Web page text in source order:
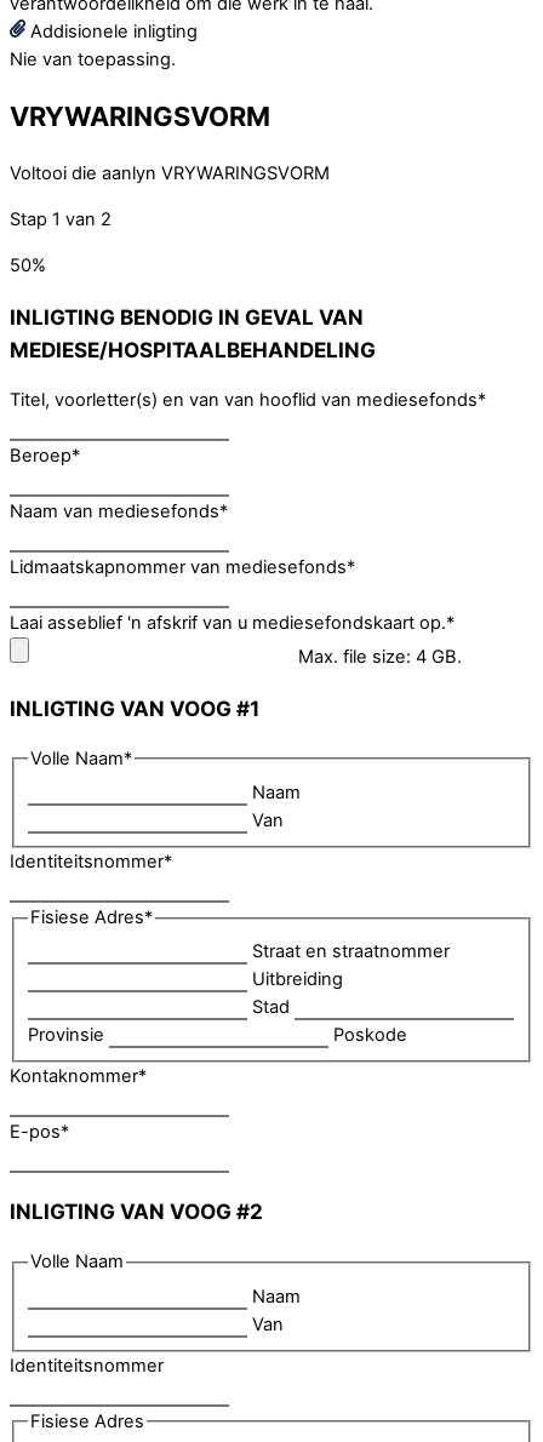
Addisionele inligting
Nie van toepassing.
VRYWARINGSVORM
Voltooi die aanlyn VRYWARINGSVORM
Stap 1 van 2
50%
INLIGTING BENODIG IN GEVAL VAN
MEDIESE/HOSPITAALBEHANDELING
Titel, voorletter(s) en van van hooflid van mediesefonds*
Beroep*
Naam van mediesefonds*
Lidmaatskapnommer van mediesefonds*
Laai asseblief 'n afskrif van u mediesefondskaart op.*
Max. file size: 4 GB.
INLIGTING VAN VOOG #1
Volle Naam*
Naam
Van
Identiteitsnommer*
Fisiese Adres*
Straat en straatnommer
Uitbreiding
Stad
Provinsie
Poskode
Kontaknommer*
E-pos*
INLIGTING VAN VOOG #2
Volle Naam
Naam
Van
Identiteitsnommer
Fisiese Adres